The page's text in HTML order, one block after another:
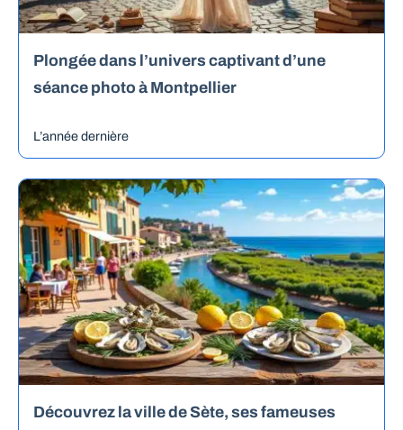
Plongée dans l’univers captivant d’une
séance photo à Montpellier
L’année dernière
Découvrez la ville de Sète, ses fameuses